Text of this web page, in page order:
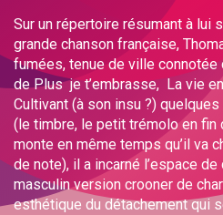
Sur un répertoire résumant à lui
grande chanson française,
fumées, tenue de ville
de Plus je t’embrasse, La vie en
Cultivant (à son insu ?)
(le timbre, le petit trémolo en fin
monte en même temps qu’il va
de note), il a incarné l’espace
masculin version crooner de
esthétique du détachement qui